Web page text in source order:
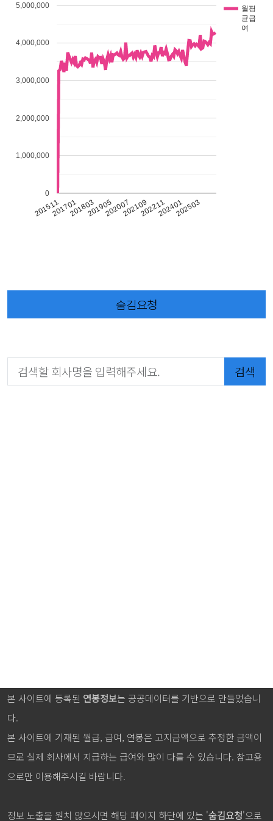
월평
균급
여
201511201701201803201905202007202109202211202401202503
0
1,000,000
2,000,000
3,000,000
4,000,000
5,000,000
숨김요청
검색
본 사이트에 등록된 연봉정보는 공공데이터를 기반으로 만들었습니
다.
본 사이트에 기재된 월급, 급여, 연봉은 고지금액으로 추정한 금액이
므로 실제 회사에서 지급하는 급여와 많이 다를 수 있습니다. 참고용
으로만 이용해주시길 바랍니다.
정보 노출을 원치 않으시면 해당 페이지 하단에 있는 '숨김요청'으로